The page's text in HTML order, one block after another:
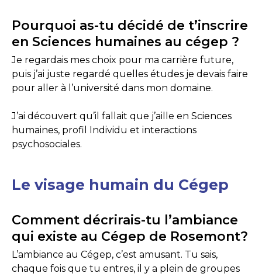
Pourquoi as-tu décidé de t’inscrire
en Sciences humaines au cégep ?
Je regardais mes choix pour ma carrière future,
puis j’ai juste regardé quelles études je devais faire
pour aller à l’université dans mon domaine.
J’ai découvert qu’il fallait que j’aille en Sciences
humaines, profil Individu et interactions
psychosociales.
Le visage humain du Cégep
Comment décrirais-tu l’ambiance
qui existe au Cégep de Rosemont?
L’ambiance au Cégep, c’est amusant. Tu sais,
chaque fois que tu entres, il y a plein de groupes